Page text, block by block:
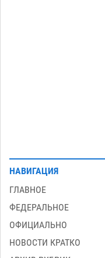
НАВИГАЦИЯ
ГЛАВНОЕ
ФЕДЕРАЛЬНОЕ
ОФИЦИАЛЬНО
НОВОСТИ КРАТКО